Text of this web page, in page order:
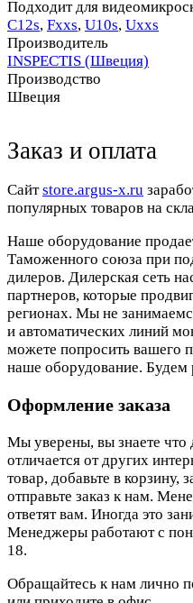
Подходит для
С12s, Fххs, U10s, Uххs
Производитель
INSPECTIS (Швеция)
Производство
Швеция
Заказ и оплата
Cайтstore.argus-x.ru
популярных товаров на
Наше оборудование
Таможенного союза при
дилеров. Дилерская сеть
партнеров, которые
регионах. Мы не
и автоматических линий
можете попросить вашего
наше оборудование. Будем
Оформление заказа
Мы уверены, вы знаете что
отличается от других
товар, добавьте в корзину,
отправьте заказ к нам.
ответят вам. Иногда это
Менеджеры работают с
18.
Обращайтесь к нам лично